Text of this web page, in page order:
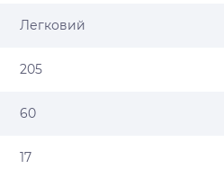
Легковий
205
60
17